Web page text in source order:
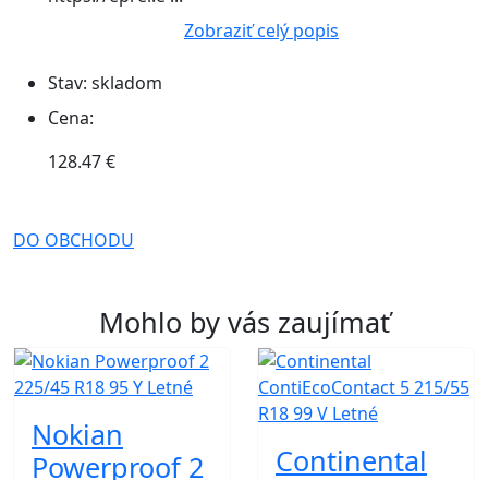
Zobraziť celý popis
Stav: skladom
Cena:
128.47 €
DO OBCHODU
Mohlo by vás zaujímať
Nokian
Powerproof 2
Continental